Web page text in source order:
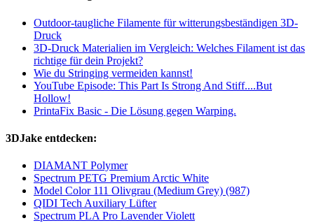
Outdoor-taugliche Filamente für witterungsbeständigen 3D-
Druck
3D-Druck Materialien im Vergleich: Welches Filament ist das
richtige für dein Projekt?
Wie du Stringing vermeiden kannst!
YouTube Episode: This Part Is Strong And Stiff....But
Hollow!
PrintaFix Basic - Die Lösung gegen Warping.
3DJake entdecken:
DIAMANT Polymer
Spectrum PETG Premium Arctic White
Model Color 111 Olivgrau (Medium Grey) (987)
QIDI Tech Auxiliary Lüfter
Spectrum PLA Pro Lavender Violett